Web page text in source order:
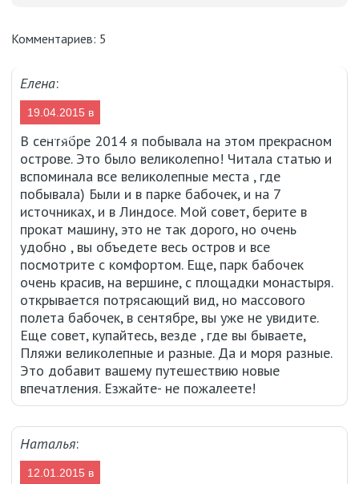
Комментариев: 5
Елена:
19.04.2015 в
19:22
В сентябре 2014 я побывала на этом прекрасном
острове. Это было великолепно! Читала статью и
вспоминала все великолепные места , где
побывала) Были и в парке бабочек, и на 7
источниках, и в Линдосе. Мой совет, берите в
прокат машину, это не так дорого, но очень
удобно , вы объедете весь остров и все
посмотрите с комфортом. Еще, парк бабочек
очень красив, на вершине, с площадки монастыря.
открывается потрясающий вид, но массового
полета бабочек, в сентябре, вы уже не увидите.
Еще совет, купайтесь, везде , где вы бываете,
Пляжи великолепные и разные. Да и моря разные.
Это добавит вашему путешествию новые
впечатления. Езжайте- не пожалеете!
Наталья:
12.01.2015 в